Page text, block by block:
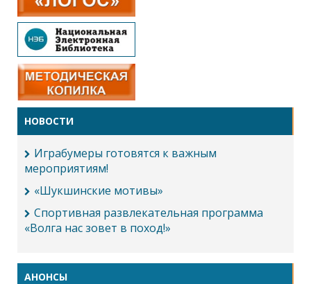
НОВОСТИ
Играбумеры готовятся к важным
мероприятиям!
«Шукшинские мотивы»
Спортивная развлекательная программа
«Волга нас зовет в поход!»
АНОНСЫ